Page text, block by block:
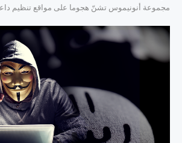
مجموعة أنونيموس تشنّ هجوما على مواقع تنظيم